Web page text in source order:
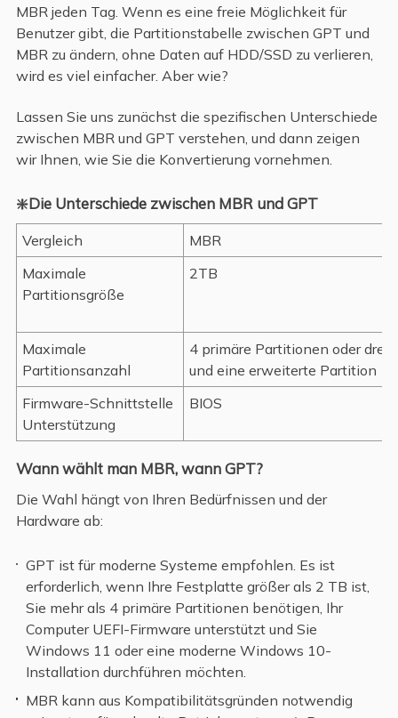
MBR jeden Tag. Wenn es eine freie Möglichkeit für
Benutzer gibt, die Partitionstabelle zwischen GPT und
MBR zu ändern, ohne Daten auf HDD/SSD zu verlieren,
wird es viel einfacher. Aber wie?
Lassen Sie uns zunächst die spezifischen Unterschiede
zwischen MBR und GPT verstehen, und dann zeigen
wir Ihnen, wie Sie die Konvertierung vornehmen.
❇️Die Unterschiede zwischen MBR und GPT
Vergleich
MBR
Maximale
Partitionsgröße
2TB
Maximale
Partitionsanzahl
4 primäre Partitionen oder drei
und eine erweiterte Partition
Firmware-Schnittstelle
Unterstützung
BIOS
Wann wählt man MBR, wann GPT?
Die Wahl hängt von Ihren Bedürfnissen und der
Hardware ab:
GPT ist für moderne Systeme empfohlen. Es ist
erforderlich, wenn Ihre Festplatte größer als 2 TB ist,
Sie mehr als 4 primäre Partitionen benötigen, Ihr
Computer UEFI-Firmware unterstützt und Sie
Windows 11 oder eine moderne Windows 10-
Installation durchführen möchten.
MBR kann aus Kompatibilitätsgründen notwendig